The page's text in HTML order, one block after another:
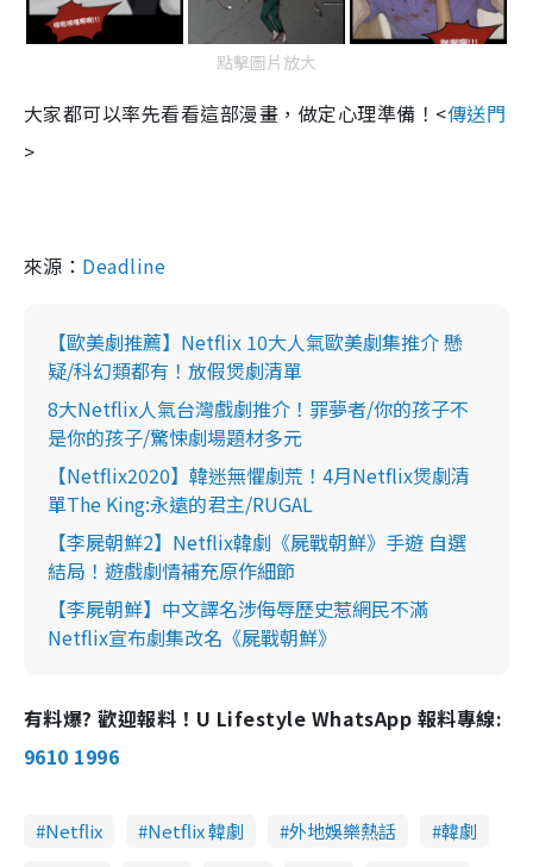
點擊圖片放大
大家都可以率先看看這部漫畫，做定心理準備！<傳送門
>
來源： Deadline
【歐美劇推薦】Netflix 10大人氣歐美劇集推介 懸
疑/科幻類都有！放假煲劇清單
8大Netflix人氣台灣戲劇推介！罪夢者/你的孩子不
是你的孩子/驚悚劇場題材多元
【Netflix2020】韓迷無懼劇荒！4月Netflix煲劇清
單The King:永遠的君主/RUGAL
【李屍朝鮮2】Netflix韓劇《屍戰朝鮮》手遊 自選
結局！遊戲劇情補充原作細節
【李屍朝鮮】中文譯名涉侮辱歷史惹網民不滿
Netflix宣布劇集改名《屍戰朝鮮》
有料爆? 歡迎報料！U Lifestyle WhatsApp 報料專線:
9610 1996
Netflix Netflix 韓劇 外地娛樂熱話
韓劇